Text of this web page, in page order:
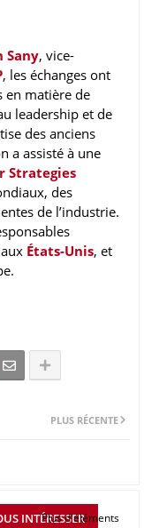
Sany, vice-
, les échanges ont
en matière de
leadership et de
des anciens
a assisté à une
Strategies
des
de l’industrie.
États-Unis, et
PLUS RÉCENTE
INTÉRESSER
Plus d'éléments